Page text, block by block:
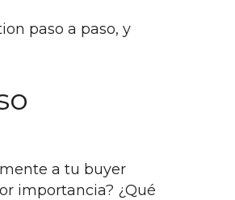
paso a paso, y
a tu buyer
importancia? ¿Qué